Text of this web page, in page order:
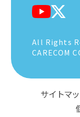
All Rights
CARECOM
サイトマ